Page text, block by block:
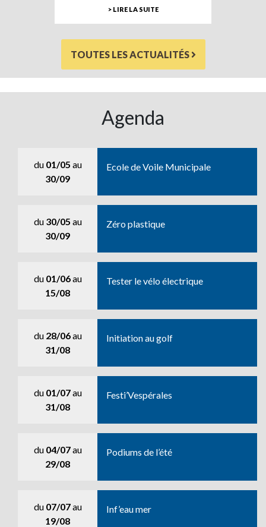
> LIRE LA SUITE
TOUTES LES ACTUALITÉS
Agenda
du 01/05 au
30/09
Ecole de Voile Municipale
du 30/05 au
30/09
Zéro plastique
du 01/06au
15/08
Tester le vélo électrique
du 28/06au
31/08
Initiation au golf
du 01/07au
31/08
Festi’Vespérales
du 04/07au
29/08
Podiums de l’été
du 07/07au
19/08
Inf’eau mer